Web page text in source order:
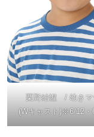
栗野結惺 / 幼きマ
(Wキャスト)※6/12・